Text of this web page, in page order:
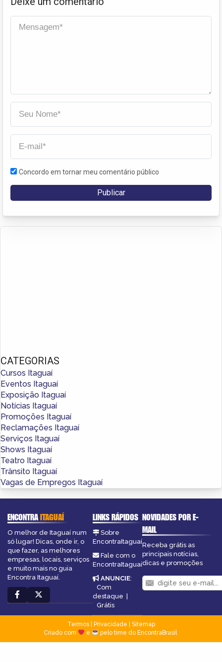
Concordo em tornar meu comentário público
CATEGORIAS
Cursos Itaguaí
Eventos Itaguaí
Exposição Itaguaí
Notícias Itaguaí
Promoções Itaguaí
Reclamações Itaguaí
Serviços Itaguaí
Shows Itaguaí
Teatro Itaguaí
Trânsito Itaguaí
Vagas de Empregos Itaguaí
ENCONTRAITAGUAÍ
O melhor de Itaguaí num
só lugar! Dicas, onde ir, o
que fazer, as melhores
empresas, locais, serviços
e muito mais no guia
Encontra Itaguaí.
LINKS RÁPIDOS
Sobre
EncontraItaguaí
Fale com o
EncontraItaguaí
ANUNCIE:
Com
destaque
Grátis
NOVIDADES POR E-
MAIL
Receba grátis as
principais notícias,
dicas e promoções
Termos| Privacidade
Sitemap
Criado com
e pelo time do EncontraBrasil